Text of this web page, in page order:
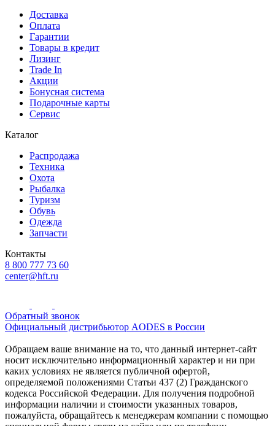
Доставка
Оплата
Гарантии
Товары в кредит
Лизинг
Trade In
Акции
Бонусная система
Подарочные карты
Сервис
Каталог
Распродажа
Техника
Охота
Рыбалка
Туризм
Обувь
Одежда
Запчасти
Контакты
8 800 777 73 60
center@hft.ru
Обратный звонок
Официальный дистрибьютор AODES в России
Обращаем ваше внимание на то, что данный интернет-сайт
носит исключительно информационный характер и ни при
каких условиях не является публичной офертой,
определяемой положениями Статьи 437 (2) Гражданского
кодекса Российской Федерации. Для получения подробной
информации наличии и стоимости указанных товаров,
пожалуйста, обращайтесь к менеджерам компании с помощью